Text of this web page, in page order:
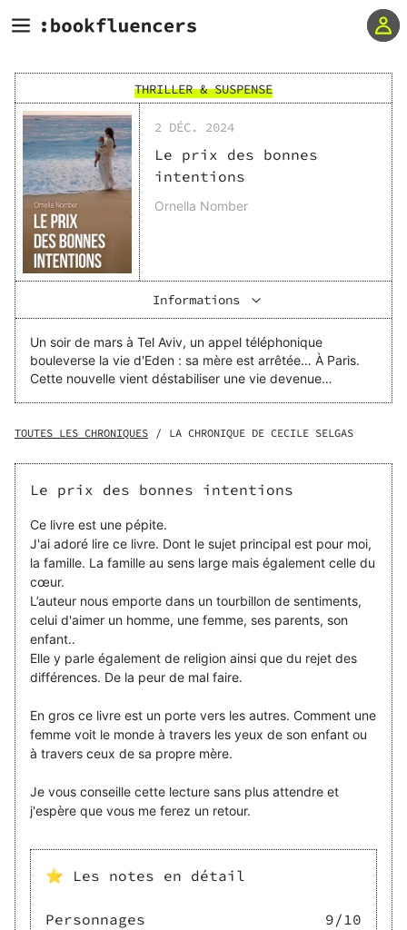
THRILLER & SUSPENSE
2 DÉC. 2024
Le prix des bonnes
intentions
Ornella Nomber
Informations
Un soir de mars à Tel Aviv, un appel téléphonique
bouleverse la vie d'Eden : sa mère est arrêtée… À Paris.
Cette nouvelle vient déstabiliser une vie devenue
de sauver sa mère, Eden revient à Paris, la ville qu'elle
études de médecine. Pendant ce voyage, elle est forcée
de se confronter à ses choix passés et à la vérité sur sa
de famille, elle touchera aux questions essentielles de
maternité subie ou désirée, du rapport à la religion et de
l’endurance des liens du sang. Aux choses comme elles
sont. Le prix des bonnes intentions, c’est aussi un roman
sur ​​les coups du destin, et leurs conséquences quand on
va avoir quarante ans et que l’on saisit, seule, l’une des
dernières chances de devenir mère.
TOUTES LES CHRONIQUES / LA CHRONIQUE DE CECILE SELGAS
Le prix des bonnes intentions
Ce livre est une pépite.
J'ai adoré lire ce livre. Dont le sujet principal est pour moi,
la famille. La famille au sens large mais également celle du
cœur.
L’auteur nous emporte dans un tourbillon de sentiments,
celui d'aimer un homme, une femme, ses parents, son
enfant..
Elle y parle également de religion ainsi que du rejet des
différences. De la peur de mal faire.
En gros ce livre est un porte vers les autres. Comment une
femme voit le monde à travers les yeux de son enfant ou
à travers ceux de sa propre mère.
Je vous conseille cette lecture sans plus attendre et
⭐ Les notes en détail
Personnages 9/10